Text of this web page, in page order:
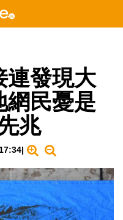
連發現大
網民憂是
兆
|